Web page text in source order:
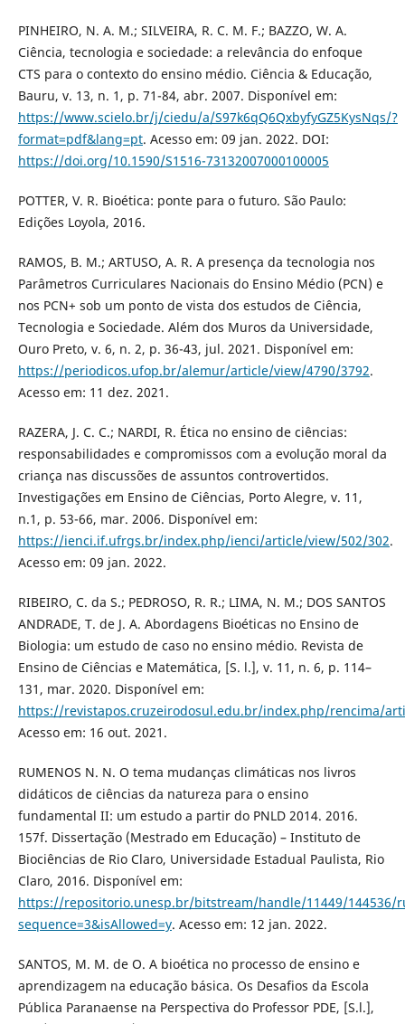
PINHEIRO, N. A. M.; SILVEIRA, R. C. M. F.; BAZZO, W. A.
Ciência, tecnologia e sociedade: a relevância do enfoque
CTS para o contexto do ensino médio. Ciência & Educação,
Bauru, v. 13, n. 1, p. 71-84, abr. 2007. Disponível em:
https://www.scielo.br/j/ciedu/a/S97k6qQ6QxbyfyGZ5KysNqs/?
format=pdf&lang=pt. Acesso em: 09 jan. 2022. DOI:
https://doi.org/10.1590/S1516-73132007000100005
POTTER, V. R. Bioética: ponte para o futuro. São Paulo:
Edições Loyola, 2016.
RAMOS, B. M.; ARTUSO, A. R. A presença da tecnologia nos
Parâmetros Curriculares Nacionais do Ensino Médio (PCN) e
nos PCN+ sob um ponto de vista dos estudos de Ciência,
Tecnologia e Sociedade. Além dos Muros da Universidade,
Ouro Preto, v. 6, n. 2, p. 36-43, jul. 2021. Disponível em:
https://periodicos.ufop.br/alemur/article/view/4790/3792.
Acesso em: 11 dez. 2021.
RAZERA, J. C. C.; NARDI, R. Ética no ensino de ciências:
responsabilidades e compromissos com a evolução moral da
criança nas discussões de assuntos controvertidos.
Investigações em Ensino de Ciências, Porto Alegre, v. 11,
n.1, p. 53-66, mar. 2006. Disponível em:
https://ienci.if.ufrgs.br/index.php/ienci/article/view/502/302.
Acesso em: 09 jan. 2022.
RIBEIRO, C. da S.; PEDROSO, R. R.; LIMA, N. M.; DOS SANTOS
ANDRADE, T. de J. A. Abordagens Bioéticas no Ensino de
Biologia: um estudo de caso no ensino médio. Revista de
Ensino de Ciências e Matemática, [S. l.], v. 11, n. 6, p. 114–
131, mar. 2020. Disponível em:
https://revistapos.cruzeirodosul.edu.br/index.php/rencima/
Acesso em: 16 out. 2021.
RUMENOS N. N. O tema mudanças climáticas nos livros
didáticos de ciências da natureza para o ensino
fundamental II: um estudo a partir do PNLD 2014. 2016.
157f. Dissertação (Mestrado em Educação) – Instituto de
Biociências de Rio Claro, Universidade Estadual Paulista, Rio
Claro, 2016. Disponível em:
https://repositorio.unesp.br/bitstream/handle/11449/144536/
sequence=3&isAllowed=y. Acesso em: 12 jan. 2022.
SANTOS, M. M. de O. A bioética no processo de ensino e
aprendizagem na educação básica. Os Desafios da Escola
Pública Paranaense na Perspectiva do Professor PDE, [S.l.],